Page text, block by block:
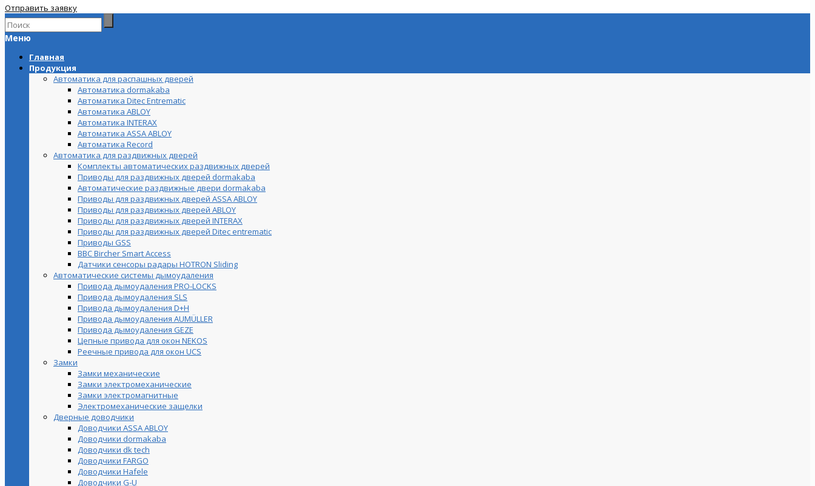
Отправить заявку
Меню
Главная
Продукция
Автоматика для распашных дверей
Автоматика dormakaba
Автоматика Ditec Entrematic
Автоматика ABLOY
Автоматика INTERAX
Автоматика ASSA ABLOY
Автоматика Record
Автоматика для раздвижных дверей
Комплекты автоматических раздвижных дверей
Приводы для раздвижных дверей dormakaba
Автоматические раздвижные двери dormakaba
Приводы для раздвижных дверей ASSA ABLOY
Приводы для раздвижных дверей ABLOY
Приводы для раздвижных дверей INTERAX
Приводы для раздвижных дверей Ditec entrematic
Приводы GSS
BBC Bircher Smart Access
Датчики сенсоры радары HOTRON Sliding
Автоматические системы дымоудаления
Привода дымоудаления PRO-LOCKS
Привода дымоудаления SLS
Привода дымоудаления D+H
Привода дымоудаления AUMÜLLER
Привода дымоудаления GEZE
Цепные привода для окон NEKOS
Реечные привода для окон UСS
Замки
Замки механические
Замки электромеханические
Замки электромагнитные
Электромеханические защелки
Дверные доводчики
Доводчики ASSA ABLOY
Доводчики dormakaba
Доводчики dk tech
Доводчики FARGO
Доводчики Hafele
Доводчики G-U